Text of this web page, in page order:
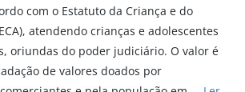
com o Estatuto da Criança e do
atendendo crianças e adolescentes
oriundas do poder judiciário. O valor é
de valores doados por